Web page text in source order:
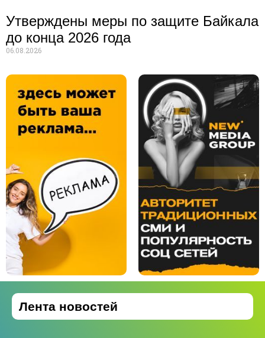
Утверждены меры по защите Байкала
до конца 2026 года
06.08.2026
Лента новостей